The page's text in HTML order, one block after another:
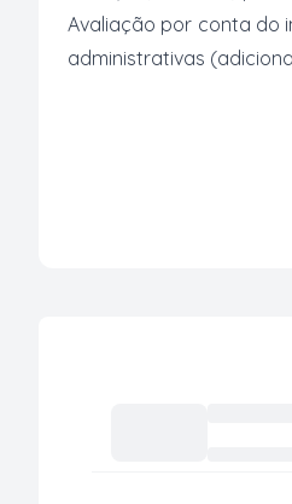
Avaliação por conta do
administrativas